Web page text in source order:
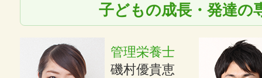
子どもの成長・発達の
管理栄養士
磯村優貴恵